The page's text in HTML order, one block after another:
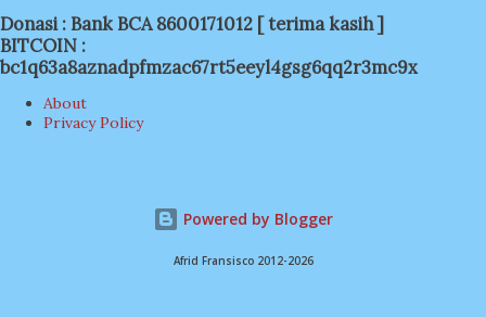
Donasi : Bank BCA 8600171012 [ terima kasih ]
BITCOIN :
bc1q63a8aznadpfmzac67rt5eeyl4gsg6qq2r3mc9x
About
Privacy Policy
Powered by Blogger
Afrid Fransisco 2012-2026